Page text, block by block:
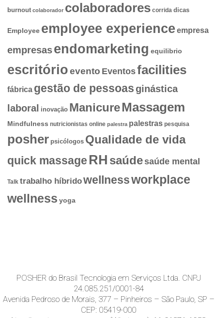
burnout colaborador colaboradores corrida dicas
Employee employee experience empresa
empresasendomarketing equilibrio
escritórioevento Eventosfacilities
fábrica gestão de pessoasginástica
laboral inovação ManicureMassagem
Mindfulness nutricionistas online palestra palestras pesquisa
posher psicólogos Qualidade de vida
quick massageRH saúdesaúde mental
Talk trabalho híbridowellnessworkplace
wellness yoga
POSHER do Brasil Tecnologia em Serviços Ltda. CNPJ
24.085.251/0001-84
Avenida Pedroso de Morais, 377 – Pinheiros – São Paulo, SP –
CEP: 05419-000